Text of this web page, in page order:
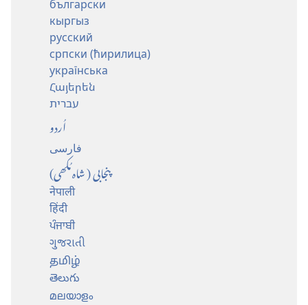
български
кыргыз
русский
српски (ћирилица)
українська
Հայերեն
עברית
اُردو
فارسی
پنجابی (شاہ مُکھی)
नेपाली
हिंदी
ਪੰਜਾਬੀ
ગુજરાતી
தமிழ்
తెలుగు
മലയാളം